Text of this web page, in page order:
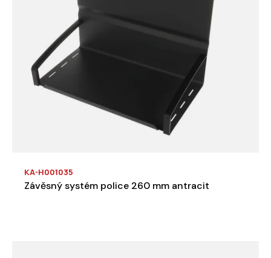
KA-H001035
Závěsný systém police 260 mm antracit